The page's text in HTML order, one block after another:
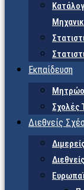
Εκπαίδευση
Σχολές
Διεθνείς